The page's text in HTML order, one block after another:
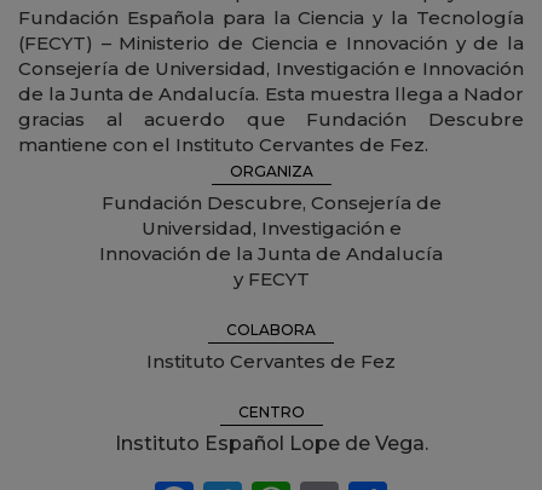
Fundación Española para la Ciencia y la Tecnología
(FECYT) – Ministerio de Ciencia e Innovación y de la
Consejería de Universidad, Investigación e Innovación
de la Junta de Andalucía. Esta muestra llega a Nador
gracias al acuerdo que Fundación Descubre
mantiene con el Instituto Cervantes de Fez.
ORGANIZA
Fundación Descubre, Consejería de
Universidad, Investigación e
Innovación de la Junta de Andalucía
y FECYT
COLABORA
Instituto Cervantes de Fez
CENTRO
Instituto Español Lope de Vega.